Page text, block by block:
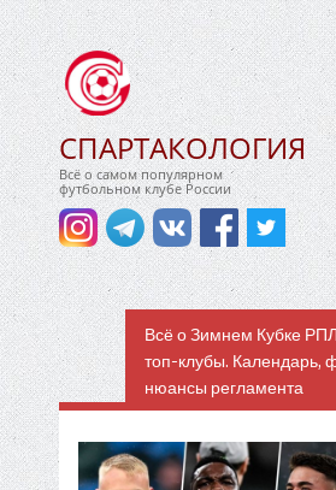
СПАРТАКОЛОГИЯ
Всё о самом популярном
футбольном клубе России
Всё о Зимнем Кубке
топ-клубы. Календарь,
нюансы регламента